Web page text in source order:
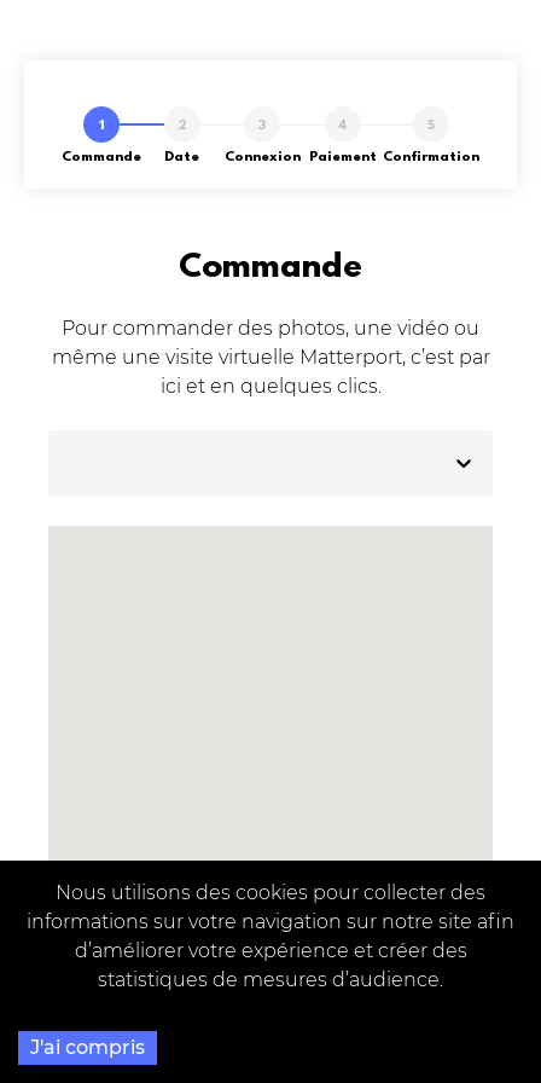
Commande Date Connexion Paiement Confirmation
Commande
Pour commander des photos, une vidéo ou
même une visite virtuelle Matterport, c’est par
ici et en quelques clics.
Nous utilisons des cookies pour collecter des
informations sur votre navigation sur notre site afin
d’améliorer votre expérience et créer des
statistiques de mesures d’audience.
J'ai comprisPowered by